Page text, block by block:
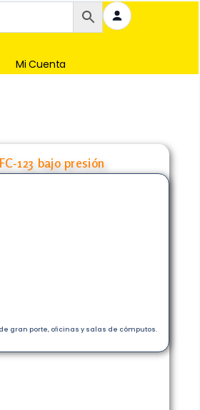
Mi Cuenta
123 bajo presión
gran porte, oﬁcinas y salas de cómputos.